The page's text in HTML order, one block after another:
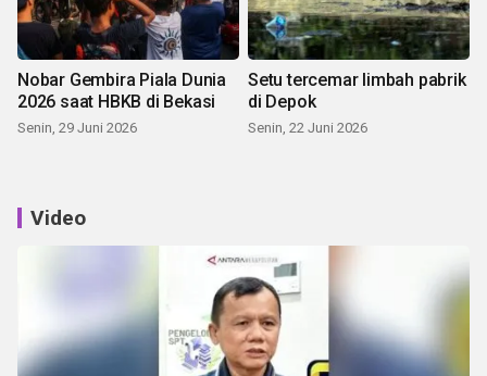
Nobar Gembira Piala Dunia
2026 saat HBKB di Bekasi
Senin, 29 Juni 2026
Setu tercemar limbah pabrik
di Depok
Senin, 22 Juni 2026
Video